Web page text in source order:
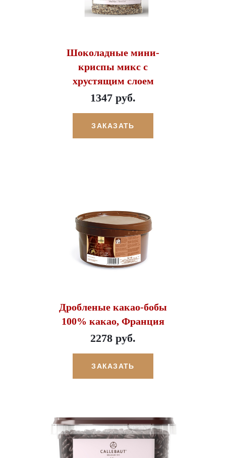
Шоколадные мини-
криспы микс с
хрустящим слоем
1347 руб.
ЗАКАЗАТЬ
Дробленые какао-бобы
100% какао, Франция
2278 руб.
ЗАКАЗАТЬ